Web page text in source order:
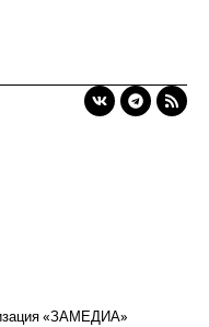
«ЗАМЕДИА»